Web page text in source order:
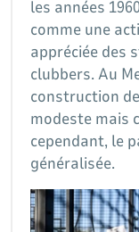
les années
comme une
appréciée des
clubbers. Au
construction
modeste mais
cependant, le
généralisée.